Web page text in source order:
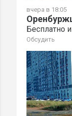
вчера в 18:05
Бесплатно
Обсудить